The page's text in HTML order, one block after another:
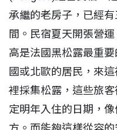
承繼的老房子，已經
間。民宿夏天開張營
高是法國黑松露最重
國或北歐的居民，來
裡採集松露，這些旅
定明年入住的日期，